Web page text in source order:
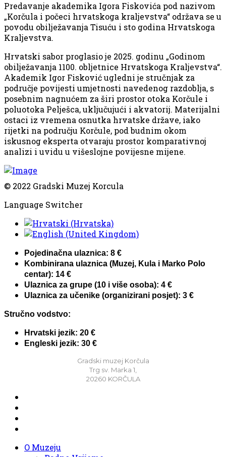
Predavanje akademika Igora Fiskovića pod nazivom
„Korčula i počeci hrvatskoga kraljevstva“ održava se u
povodu obilježavanja Tisuću i sto godina Hrvatskoga
Kraljevstva.
Hrvatski sabor proglasio je 2025. godinu „Godinom
obilježavanja 1100. obljetnice Hrvatskoga Kraljevstva“.
Akademik Igor Fisković ugledni je stručnjak za
područje povijesti umjetnosti navedenog razdoblja, s
posebnim nagnućem za širi prostor otoka Korčule i
poluotoka Pelješca, uključujući i akvatorij. Materijalni
ostaci iz vremena osnutka hrvatske države, iako
rijetki na području Korčule, pod budnim okom
iskusnog eksperta otvaraju prostor komparativnoj
analizi i uvidu u višeslojne povijesne mijene.
© 2022 Gradski Muzej Korcula
Language Switcher
Pojedinačna ulaznica: 8 €
Kombinirana ulaznica (Muzej, Kula i Marko Polo
centar): 14 €
Ulaznica za grupe (10 i više osoba): 4 €
Ulaznica za učenike (organizirani posjet): 3 €
Stručno vodstvo:
Hrvatski jezik: 20 €
Engleski jezik: 30 €
Gradski muzej Korčula
Trg sv. Marka 1,
20260 KORČULA
O Muzeju